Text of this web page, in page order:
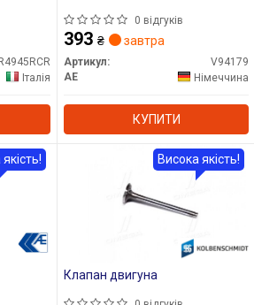
R4945RCR
Італія
0 відгуків
393 ₴ завтра
Артикул:
V94179
AE
Німеччина
КУПИТИ
Клапан двигуна
Висока якість!